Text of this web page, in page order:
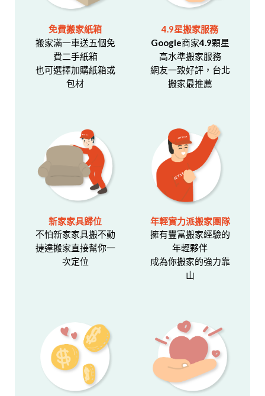
免費搬家紙箱
搬家滿一車送五個免
費二手紙箱
也可選擇加購紙箱或
包材
4.9星搬家服務
Google商家4.9顆星
高水準搬家服務
網友一致好評，台北
搬家最推薦
新家家具歸位
不怕新家家具搬不動
捷達搬家直接幫你一
次定位
年輕實力派搬家團隊
擁有豐富搬家經驗的
年輕夥伴
成為你搬家的強力靠
山